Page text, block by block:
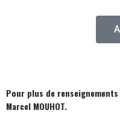
Pour plus de
Marcel MOUHOT.